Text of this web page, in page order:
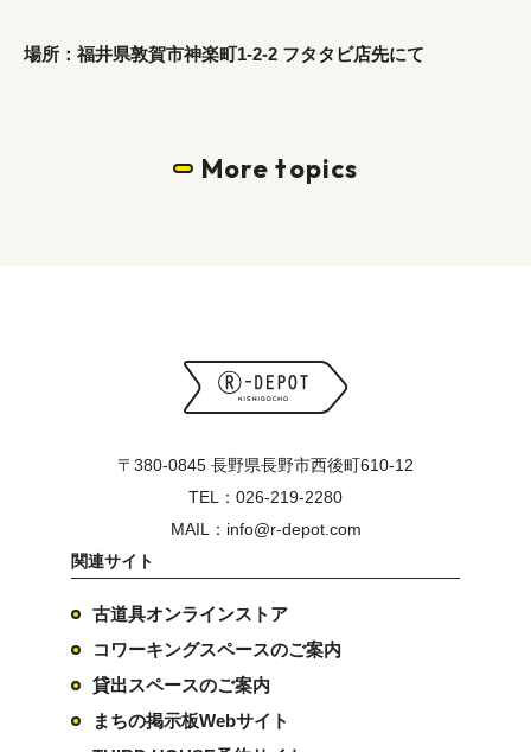
場所：福井県敦賀市神楽町1-2-2 フタタビ店先にて
More topics
〒380-0845 長野県長野市西後町610-12
TEL：026-219-2280
MAIL：info@r-depot.com
関連サイト
古道具オンラインストア
コワーキングスペースのご案内
貸出スペースのご案内
まちの掲示板Webサイト